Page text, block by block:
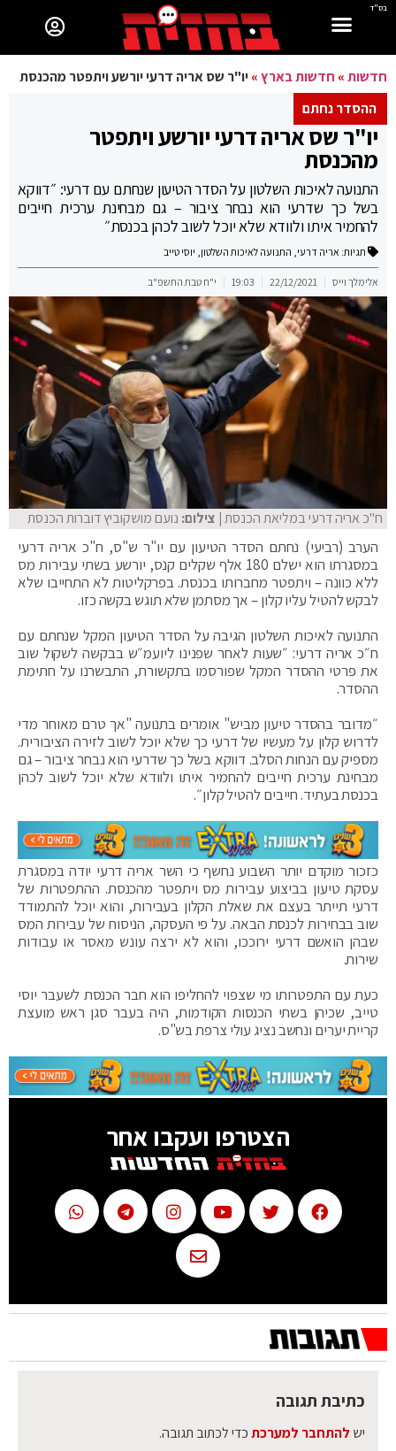
בס"ד
חדשות» חדשות בארץ»יו"ר שס אריה דרעי יורשע ויתפטר מהכנסת
ההסדר נחתם
יו"ר שס אריה דרעי יורשע ויתפטר
מהכנסת
התנועה לאיכות השלטון על הסדר הטיעון שנחתם עם דרעי: ״דווקא
בשל כך שדרעי הוא נבחר ציבור – גם מבחינת ערכית חייבים
להחמיר איתו ולוודא שלא יוכל לשוב לכהן בכנסת״
תגיות: אריה דרעי, התנועה לאיכות השלטון, יוסי טייב
אלימלך וייס 22/12/2021
19:03 י"ח טבת התשפ"ב
ח"כ אריה דרעי במליאת הכנסת| צילום: נועם מושקוביץ דוברות הכנסת
הערב (רביעי) נחתם הסדר הטיעון עם יו"ר ש"ס, ח"כ אריה דרעי
במסגרתו הוא ישלם 180 אלף שקלים קנס, יורשע בשתי עבירות מס
ללא כוונה – ויתפטר מחברותו בכנסת. בפרקליטות לא התחייבו שלא
לבקש להטיל עליו קלון – אך מסתמן שלא תוגש בקשה כזו.
התנועה לאיכות השלטון הגיבה על הסדר הטיעון המקל שנחתם עם
ח״כ אריה דרעי: ״שעות לאחר שפנינו ליועמ״ש בבקשה לשקול שוב
את פרטי ההסדר המקל שפורסמו בתקשורת, התבשרנו על חתימת
ההסדר.
״מדובר בהסדר טיעון מביש" אומרים בתנועה "אך טרם מאוחר מדי
לדרוש קלון על מעשיו של דרעי כך שלא יוכל לשוב לזירה הציבורית.
מספיק עם הנחות הסלב. דווקא בשל כך שדרעי הוא נבחר ציבור – גם
מבחינת ערכית חייבים להחמיר איתו ולוודא שלא יוכל לשוב לכהן
בכנסת בעתיד. חייבים להטיל קלון״.
כזכור מוקדם יותר השבוע נחשף כי השר אריה דרעי יודה במסגרת
עסקת טיעון בביצוע עבירות מס ויתפטר מהכנסת. ההתפטרות של
דרעי תייתר בעצם את שאלת הקלון בעבירות, והוא יוכל להתמודד
שוב בבחירות לכנסת הבאה. על פי העסקה, הניסוח של עבירות המס
שבהן הואשם דרעי ירוככו, והוא לא ירצה עונש מאסר או עבודות
שירות.
כעת עם התפטרותו מי שצפוי להחליפו הוא חבר הכנסת לשעבר יוסי
טייב, שכיהן בשתי הכנסות הקודמות, היה בעבר סגן ראש מועצת
קריית יערים ונחשב נציג עולי צרפת בש"ס.
הצטרפו ועקבו אחר
כתיבת תגובה
יש להתחבר למערכתכדי לכתוב תגובה.